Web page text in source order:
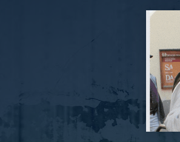
Таллин: Переулки Городских